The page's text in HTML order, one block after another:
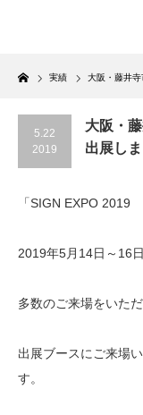
Home
実績 大阪・藤井
5.22
2019
大阪・
出展し
「SIGN EXPO
2019年5月14日～16
多数のご来場をいた
出展ブースにご来場
す。